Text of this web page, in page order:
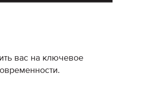
вас на ключевое